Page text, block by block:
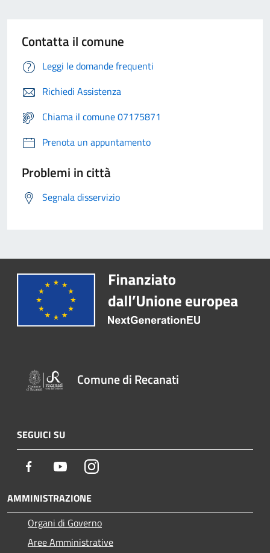
Contatta il comune
Leggi le domande frequenti
Richiedi Assistenza
Chiama il comune 07175871
Prenota un appuntamento
Problemi in città
Segnala disservizio
Comune di Recanati
SEGUICI SU
Facebook YoutubeInstagram
AMMINISTRAZIONE
Organi di Governo
Aree Amministrative